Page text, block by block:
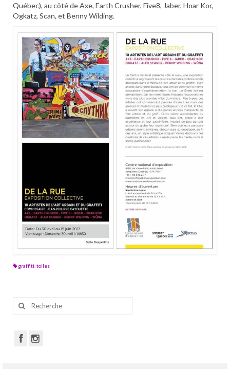
Collective walls
Decor
Custom Art
Canvas
Blog
Videos
Publications
Québec), au côté de Axe, Earth Crusher, Five8, Jaber, Hoar Kor,
Ogkatz, Scan, et Benny Wilding.
graffiti toiles
Rechercher